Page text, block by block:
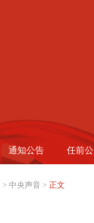
通知公告 任前
> 中央声音 > 正文